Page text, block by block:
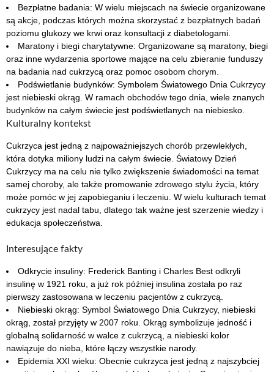
Bezpłatne badania: W wielu miejscach na świecie organizowane
są akcje, podczas których można skorzystać z bezpłatnych badań
poziomu glukozy we krwi oraz konsultacji z diabetologami.
Maratony i biegi charytatywne: Organizowane są maratony, biegi
oraz inne wydarzenia sportowe mające na celu zbieranie funduszy
na badania nad cukrzycą oraz pomoc osobom chorym.
Podświetlanie budynków: Symbolem Światowego Dnia Cukrzycy
jest niebieski okrąg. W ramach obchodów tego dnia, wiele znanych
budynków na całym świecie jest podświetlanych na niebiesko.
Kulturalny kontekst
Cukrzyca jest jedną z najpoważniejszych chorób przewlekłych,
która dotyka miliony ludzi na całym świecie. Światowy Dzień
Cukrzycy ma na celu nie tylko zwiększenie świadomości na temat
samej choroby, ale także promowanie zdrowego stylu życia, który
może pomóc w jej zapobieganiu i leczeniu. W wielu kulturach temat
cukrzycy jest nadal tabu, dlatego tak ważne jest szerzenie wiedzy i
edukacja społeczeństwa.
Interesujące fakty
Odkrycie insuliny: Frederick Banting i Charles Best odkryli
insulinę w 1921 roku, a już rok później insulina została po raz
pierwszy zastosowana w leczeniu pacjentów z cukrzycą.
Niebieski okrąg: Symbol Światowego Dnia Cukrzycy, niebieski
okrąg, został przyjęty w 2007 roku. Okrąg symbolizuje jedność i
globalną solidarność w walce z cukrzycą, a niebieski kolor
nawiązuje do nieba, które łączy wszystkie narody.
Epidemia XXI wieku: Obecnie cukrzyca jest jedną z najszybciej